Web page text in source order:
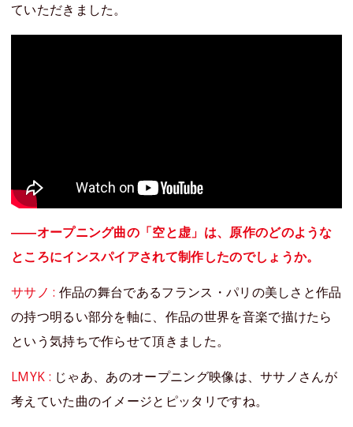
ていただきました。
――オープニング曲の「空と虚」は、原作のどのような
ところにインスパイアされて制作したのでしょうか。
ササノ : 作品の舞台であるフランス・パリの美しさと作品
の持つ明るい部分を軸に、作品の世界を音楽で描けたら
という気持ちで作らせて頂きました。
LMYK : じゃあ、あのオープニング映像は、ササノさんが
考えていた曲のイメージとピッタリですね。